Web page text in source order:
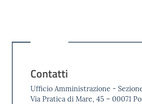
Contatti
Ufficio Amministrazione -
Via Pratica di Mare, 45 – 00071